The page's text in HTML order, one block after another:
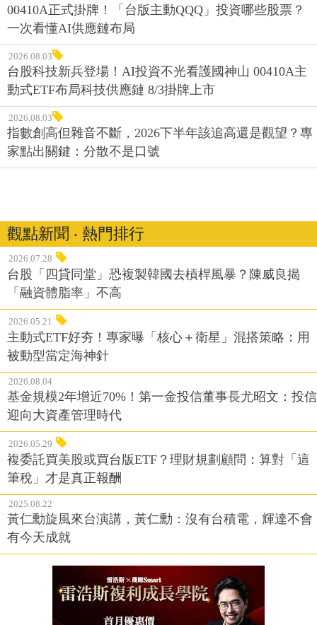
00410A正式掛牌！「台版主動QQQ」投資哪些股票？
一次看懂AI供應鏈布局
2026.08.03
台股科技新兵登場！AI投資不光看護國神山 00410A主
動式ETF布局科技供應鏈 8/3掛牌上市
2026.08.03
指數創高但雜音不斷，2026下半年該追高還是觀望？專
家點出關鍵：分散不是口號
觀點新聞 ‧ 熱門排行
2026.07.28
台股「四貸同堂」恐複製韓國去槓桿風暴？陳威良揭
「融資體脂率」不高
2026.05.21
主動式ETF好夯！專家曝「核心＋衛星」混搭策略：用
被動型當定海神針
2026.08.04
基金規模2年增近70%！第一金投信董事長尤昭文：投信
迎向大資產管理時代
2026.05.29
複委託買美股或買台版ETF？理財規劃顧問：算對「這
筆稅」才是真正報酬
2025.08.22
黃仁勳旋風來台演講，黃仁勳：沒有台積電，輝達不會
有今天成就